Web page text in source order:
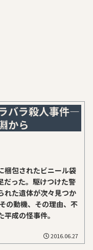
バラ殺人事件―
から
梱包されたビニール袋
だった。駆けつけた警
れた遺体が次々見つか
の動機、その理由、不
成の怪事件。
2016.06.27